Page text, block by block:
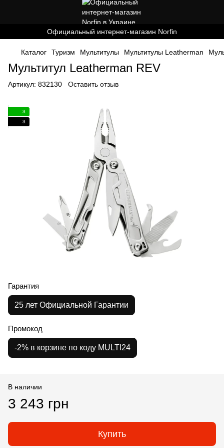
Официальный интернет-магазин Norfin
Каталог Туризм Мультитулы Мультитулы Leatherman
Мультитул Leatherman REV
Артикул: 832130 Оставить отзыв
3
3
Гарантия
25 лет Официальной Гарантии
Промокод
-2% в корзине по коду MULTI24
В наличии
3 243 грн
Купить